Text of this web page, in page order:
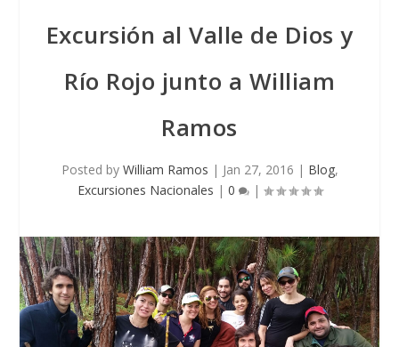
Excursión al Valle de Dios y
Río Rojo junto a William
Ramos
Posted by William Ramos | Jan 27, 2016 | Blog,
Excursiones Nacionales | 0 |